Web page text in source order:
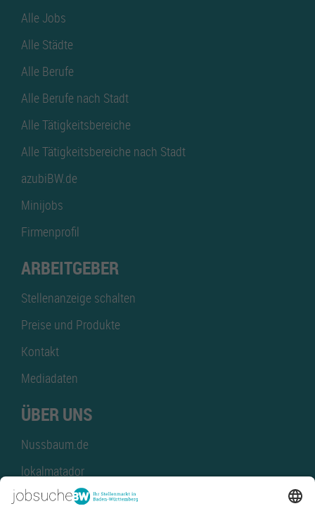
Alle Jobs
Alle Städte
Alle Berufe
Alle Berufe nach Stadt
Alle Tätigkeitsbereiche
Alle Tätigkeitsbereiche nach Stadt
azubiBW.de
Minijobs
Firmenprofil
ARBEITGEBER
Stellenanzeige schalten
Preise und Produkte
Kontakt
Mediadaten
ÜBER UNS
Nussbaum.de
lokalmatador
kaufinBW